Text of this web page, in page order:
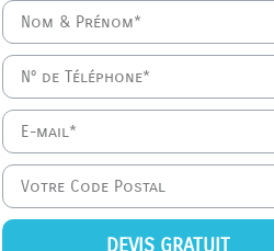
DEVIS GRATUIT